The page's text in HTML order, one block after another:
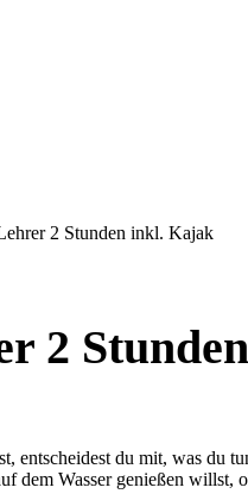
2 Stunden inkl. Kajak
2
entscheidest du mit, was du
dem Wasser genießen